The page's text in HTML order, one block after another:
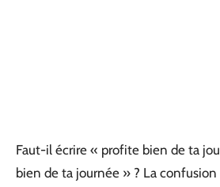
Faut-il écrire « profite bien de ta
bien de ta journée » ? La